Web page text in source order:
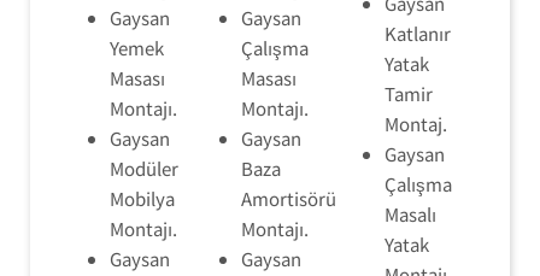
Gaysan
Yemek
Masası
Montajı.
Gaysan
Modüler
Mobilya
Montajı.
Gaysan
Gaysan
Çalışma
Masası
Montajı.
Gaysan
Baza
Amortisörü
Montajı.
Gaysan
Katlanır
Yatak
Tamir
Montaj.
Gaysan
Çalışma
Masalı
Yatak